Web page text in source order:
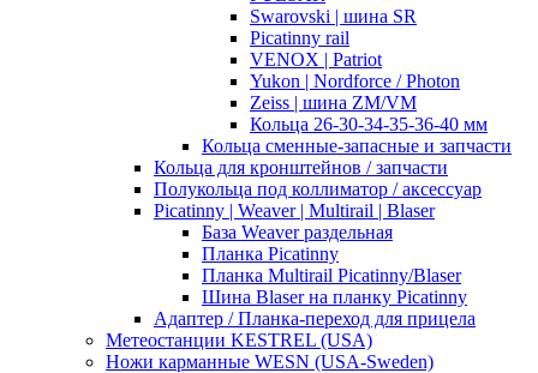
Swarovski | шина SR
Picatinny rail
VENOX | Patriot
Yukon | Nordforce / Photon
Zeiss | шина ZM/VM
Кольца 26-30-34-35-36-40 мм
Кольца сменные-запасные и запчасти
Кольца для кронштейнов / запчасти
Полукольца под коллиматор / аксессуар
Picatinny | Weaver | Multirail | Blaser
База Weaver раздельная
Планка Picatinny
Планка Multirail Picatinny/Blaser
Шина Blaser на планку Picatinny
Адаптер / Планка-переход для прицела
Метеостанции KESTREL (USA)
Ножи карманные WESN (USA-Sweden)